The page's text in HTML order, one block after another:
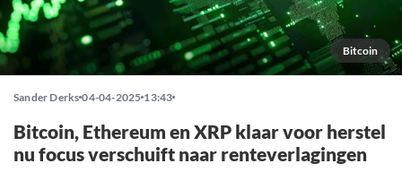
Bitcoin
Sander Derks 04-04-2025 13:43
Bitcoin, Ethereum en XRP klaar voor herstel
nu focus verschuift naar renteverlagingen